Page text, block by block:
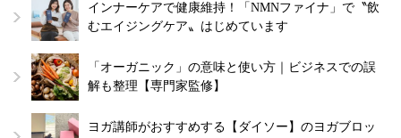
インナーケアで健康維持！「NMNファイナ」で〝飲
むエイジングケア〟はじめています
「オーガニック」の意味と使い方｜ビジネスでの誤
解も整理【専門家監修】
ヨガ講師がおすすめする【ダイソー】のヨガブロッ